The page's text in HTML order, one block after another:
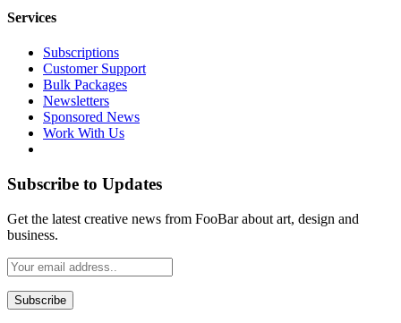
Services
Subscriptions
Customer Support
Bulk Packages
Newsletters
Sponsored News
Work With Us
Subscribe to Updates
Get the latest creative news from FooBar about art, design and
business.